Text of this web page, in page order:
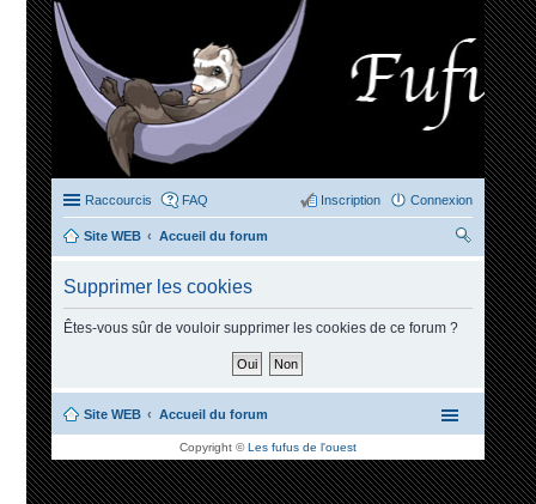
Raccourcis FAQ Connexion
Inscription
Site WEB
Accueil du forum
Supprimer les cookies
Êtes-vous sûr de vouloir supprimer les cookies de ce forum ?
Site WEB Accueil du forum
Copyright ©Les fufus de l'ouest